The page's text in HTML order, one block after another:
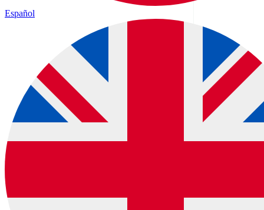
Español